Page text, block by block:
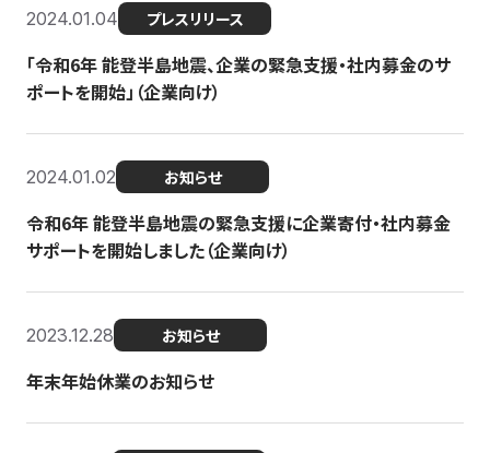
2024.01.04 プレスリリース
「令和6年 能登半島地震、企業の緊急支援・社内募金のサ
ポートを開始」（企業向け）
2024.01.02 お知らせ
令和6年 能登半島地震の緊急支援に企業寄付・社内募金
サポートを開始しました（企業向け）
2023.12.28 お知らせ
年末年始休業のお知らせ